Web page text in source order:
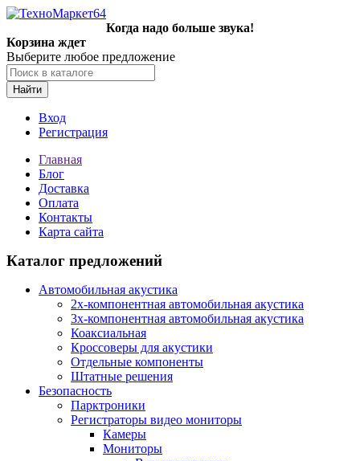
Когда надо больше звука!
Корзина ждет
Выберите любое предложение
Найти
Вход
Регистрация
Главная
Блог
Доставка
Оплата
Контакты
Карта сайта
Каталог предложений
Автомобильная акустика
2х-компонентная автомобильная акустика
3х-компонентная автомобильная акустика
Коаксиальная
Кроссоверы для акустики
Отдельные компоненты
Штатные решения
Безопасность
Парктроники
Регистраторы видео мониторы
Камеры
Мониторы